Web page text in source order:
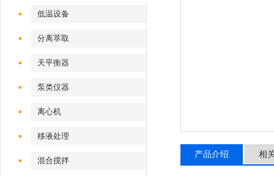
低温设备
分离萃取
天平衡器
泵类仪器
离心机
移液处理
混合搅拌
产品介绍 相